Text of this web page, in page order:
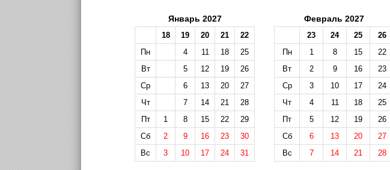
Январь 2027
18 19 20 21
22
Пн
4 11 18
25
Вт
5 12 19
26
Ср
6 13 20
27
Чт
7 14 21
28
Пт
1 8 15 22
29
Сб
2 9 16 23
30
Вс
3 10 17 24 31
Февраль 2027
23 24 25
26
Пн
1 8 15
22
Вт
2 9 16
23
Ср
3 10 17
24
Чт
4 11 18
25
Пт
5 12 19
26
Сб
6 13 20
27
Вс
7 14 21 28